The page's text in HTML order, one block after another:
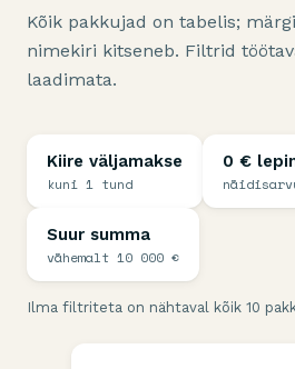
Kõik pakkujad on tabelis;
nimekiri kitseneb. Filtrid
laadimata.
Kiire väljamakse
kuni 1 tund
0 €
Suur summa
vähemalt 10 000 €
Ilma filtriteta on nähtaval kõik 10